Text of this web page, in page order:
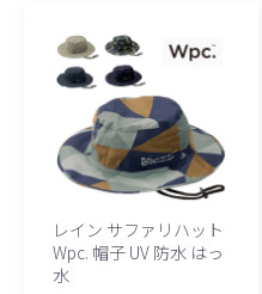
レイン サファリハット
Wpc. 帽子 UV 防水 はっ
水